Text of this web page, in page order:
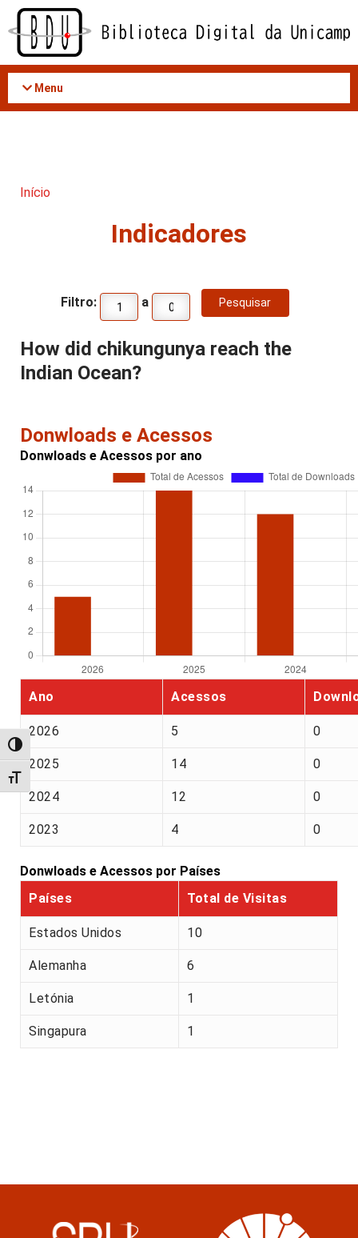
Acessar
conteúdo
Alternar alto contraste
Alternar tamanho da fonte
Menu
Início
Indicadores
Filtro: a
How did chikungunya reach the
Indian Ocean?
Donwloads e Acessos
Donwloads e Acessos por ano
Ano Acessos
2026 5 0
2025 14 0
2024 12 0
2023 4 0
Donwloads e Acessos por Países
Países
Total de Visitas
Estados Unidos 10
Alemanha 6
Letónia 1
Singapura 1